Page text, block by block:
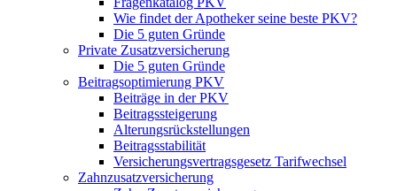
Wie findet der Apotheker seine beste PKV?
Die 5 guten Gründe
Private Zusatzversicherung
Die 5 guten Gründe
Beitragsoptimierung PKV
Beiträge in der PKV
Beitragssteigerung
Alterungsrückstellungen
Beitragsstabilität
Versicherungsvertragsgesetz Tarifwechsel
Zahnzusatzversicherung